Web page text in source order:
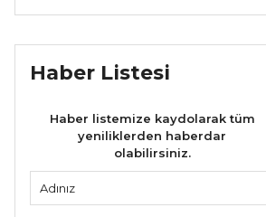
Haber Listesi
Haber listemize kaydolarak tüm
yeniliklerden haberdar
olabilirsiniz.